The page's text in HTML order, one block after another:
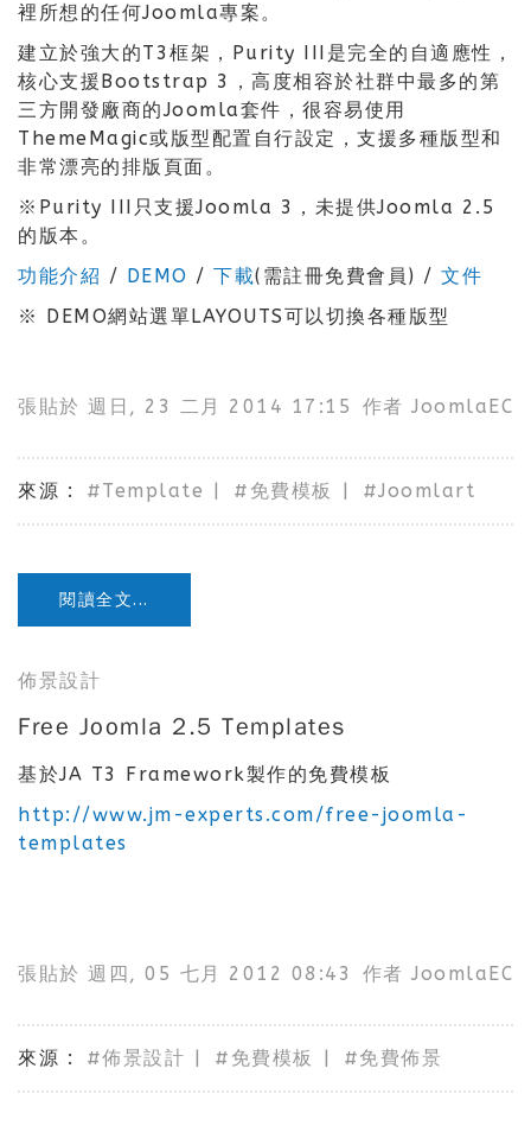
裡所想的任何Joomla專案。
建立於強大的T3框架，Purity III是完全的自適應性，
核心支援Bootstrap 3，高度相容於社群中最多的第
三方開發廠商的Joomla套件，很容易使用
ThemeMagic或版型配置自行設定，支援多種版型和
非常漂亮的排版頁面。
※Purity III只支援Joomla 3，未提供Joomla 2.5
的版本。
功能介紹 / DEMO / 下載(需註冊免費會員) / 文件
※ DEMO網站選單LAYOUTS可以切換各種版型
張貼於 週日, 23 二月 2014 17:15 作者 JoomlaEC
來源 Template 免費模板 Joomlart
閱讀全文...
佈景設計
Free Joomla 2.5 Templates
基於JA T3 Framework製作的免費模板
http://www.jm-experts.com/free-joomla-
templates
張貼於 週四, 05 七月 2012 08:43 作者 JoomlaEC
來源 佈景設計 免費模板 免費佈景